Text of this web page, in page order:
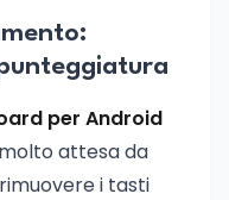
per Android
attesa da
i tasti